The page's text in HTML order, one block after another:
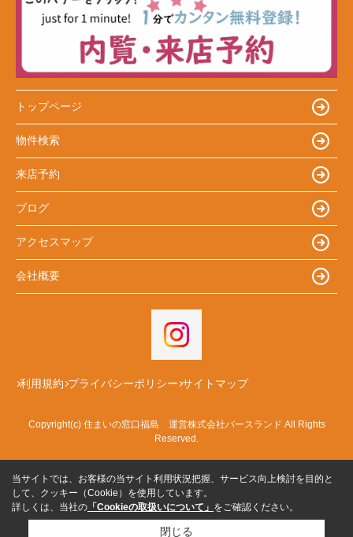
トップページ
物件検索
来店予約
ブログ
アクセスマップ
会社概要
利用規約 プライバシーポリシー サイトマップ
Copyright(c) 住まいの窓口福島 運営株式会社バースランド All Rights
Reserved.
当サイトでは、お客様の当サイト利用状況把握、サービス向上検討を目的と
して、クッキー（Cookie）を使用しています。
詳しくは、当社の 「Cookieの取扱いについて」 をご確認ください。
閉じる